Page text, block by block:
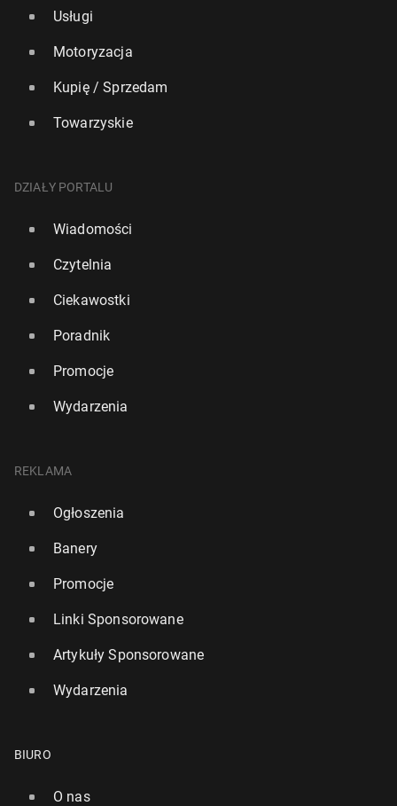
Usługi
Motoryzacja
Kupię / Sprzedam
Towarzyskie
DZIAŁY PORTALU
Wiadomości
Czytelnia
Ciekawostki
Poradnik
Promocje
Wydarzenia
REKLAMA
Ogłoszenia
Banery
Promocje
Linki Sponsorowane
Artykuły Sponsorowane
Wydarzenia
BIURO
O nas